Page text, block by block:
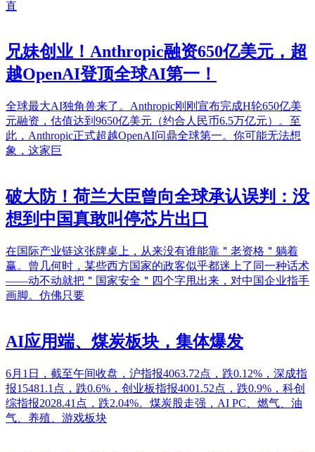
直
兄妹创业！Anthropic融资650亿美元，超
越OpenAI登顶全球AI第一！
全球最大AI独角兽来了。Anthropic刚刚宣布完成H轮650亿美
元融资，估值达到9650亿美元（约合人民币6.5万亿元）。至
此，Anthropic正式超越OpenAI问鼎全球第一。你可能无法想
象，这家巨
破大防！荷兰大臣曾向全球承认误判：没
想到中国真敢叫停芯片出口
在国际产业链这张牌桌上，从来没有谁能靠＂老资格＂躺着
赢。曾几何时，某些西方国家的政客似乎都迷上了同一种话术
——动不动就把＂国家安全＂四个字甩出来，对中国企业指手
画脚。仿佛只要
AI应用端、煤炭板块，集体爆发
6月1日，截至午间收盘，沪指报4063.72点，跌0.12%，深成指
报15481.1点，跌0.6%，创业板指报4001.52点，跌0.9%，科创
综指报2028.41点，跌2.04%。煤炭股走强，AI PC、燃气、油
气、养殖、游戏板块